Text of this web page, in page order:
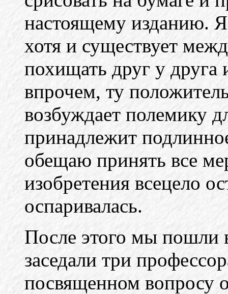
настоящему изданию. Я
хотя и существует
похищать друг у
впрочем, ту
возбуждает полемику
принадлежит
обещаю принять все
изобретения всецело
оспаривалась.
После этого мы пошли
заседали три
посвященном вопросу